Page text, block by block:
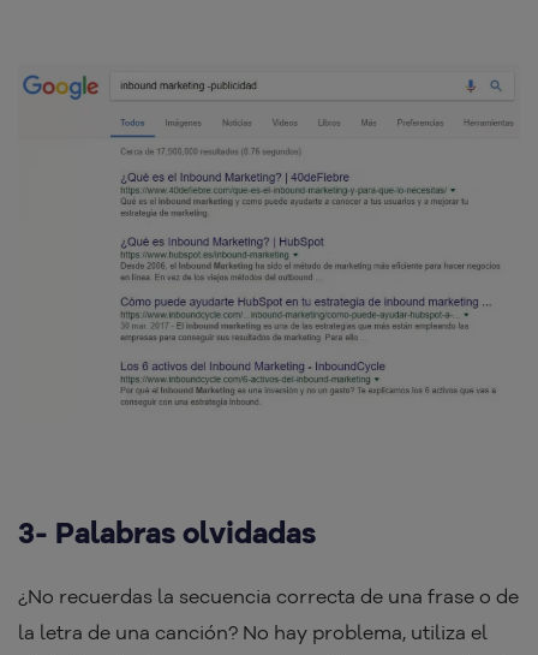
3- Palabras olvidadas
¿No recuerdas la secuencia correcta de una frase o de
la letra de una canción? No hay problema, utiliza el